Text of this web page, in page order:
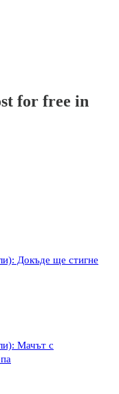
for free in
Докъде ще стигне
Мачът с